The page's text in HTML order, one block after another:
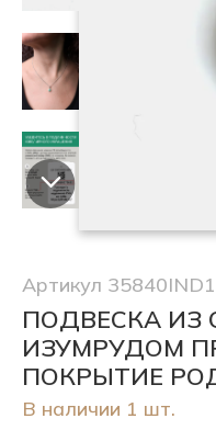
Артикул
ПОДВЕСКА ИЗ
ИЗУМРУДОМ
ПОКРЫТИЕ
В наличии 1 шт.